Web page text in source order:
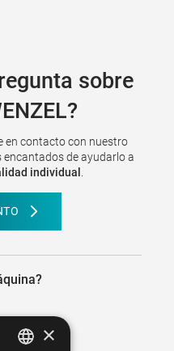
sobre
en contacto con nuestro
encantados de ayudarlo a
individual
×